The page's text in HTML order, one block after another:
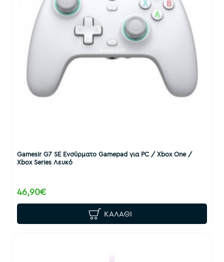
Gamesir G7 SE Ενσύρματο Gamepad για PC / Xbox One /
Xbox Series Λευκό
46,90€
ΚΑΛΆΘΙ